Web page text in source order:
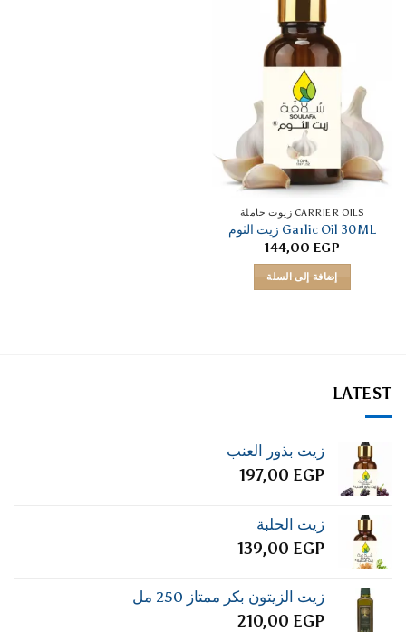
CARRIER OILS زيوت حاملة
Garlic Oil 30ML زيت الثوم
144,00 EGP
إضافة إلى السلة
LATEST
زيت بذور العنب
197,00 EGP
زيت الحلبة
139,00 EGP
زيت الزيتون بكر ممتاز 250 مل
210,00 EGP